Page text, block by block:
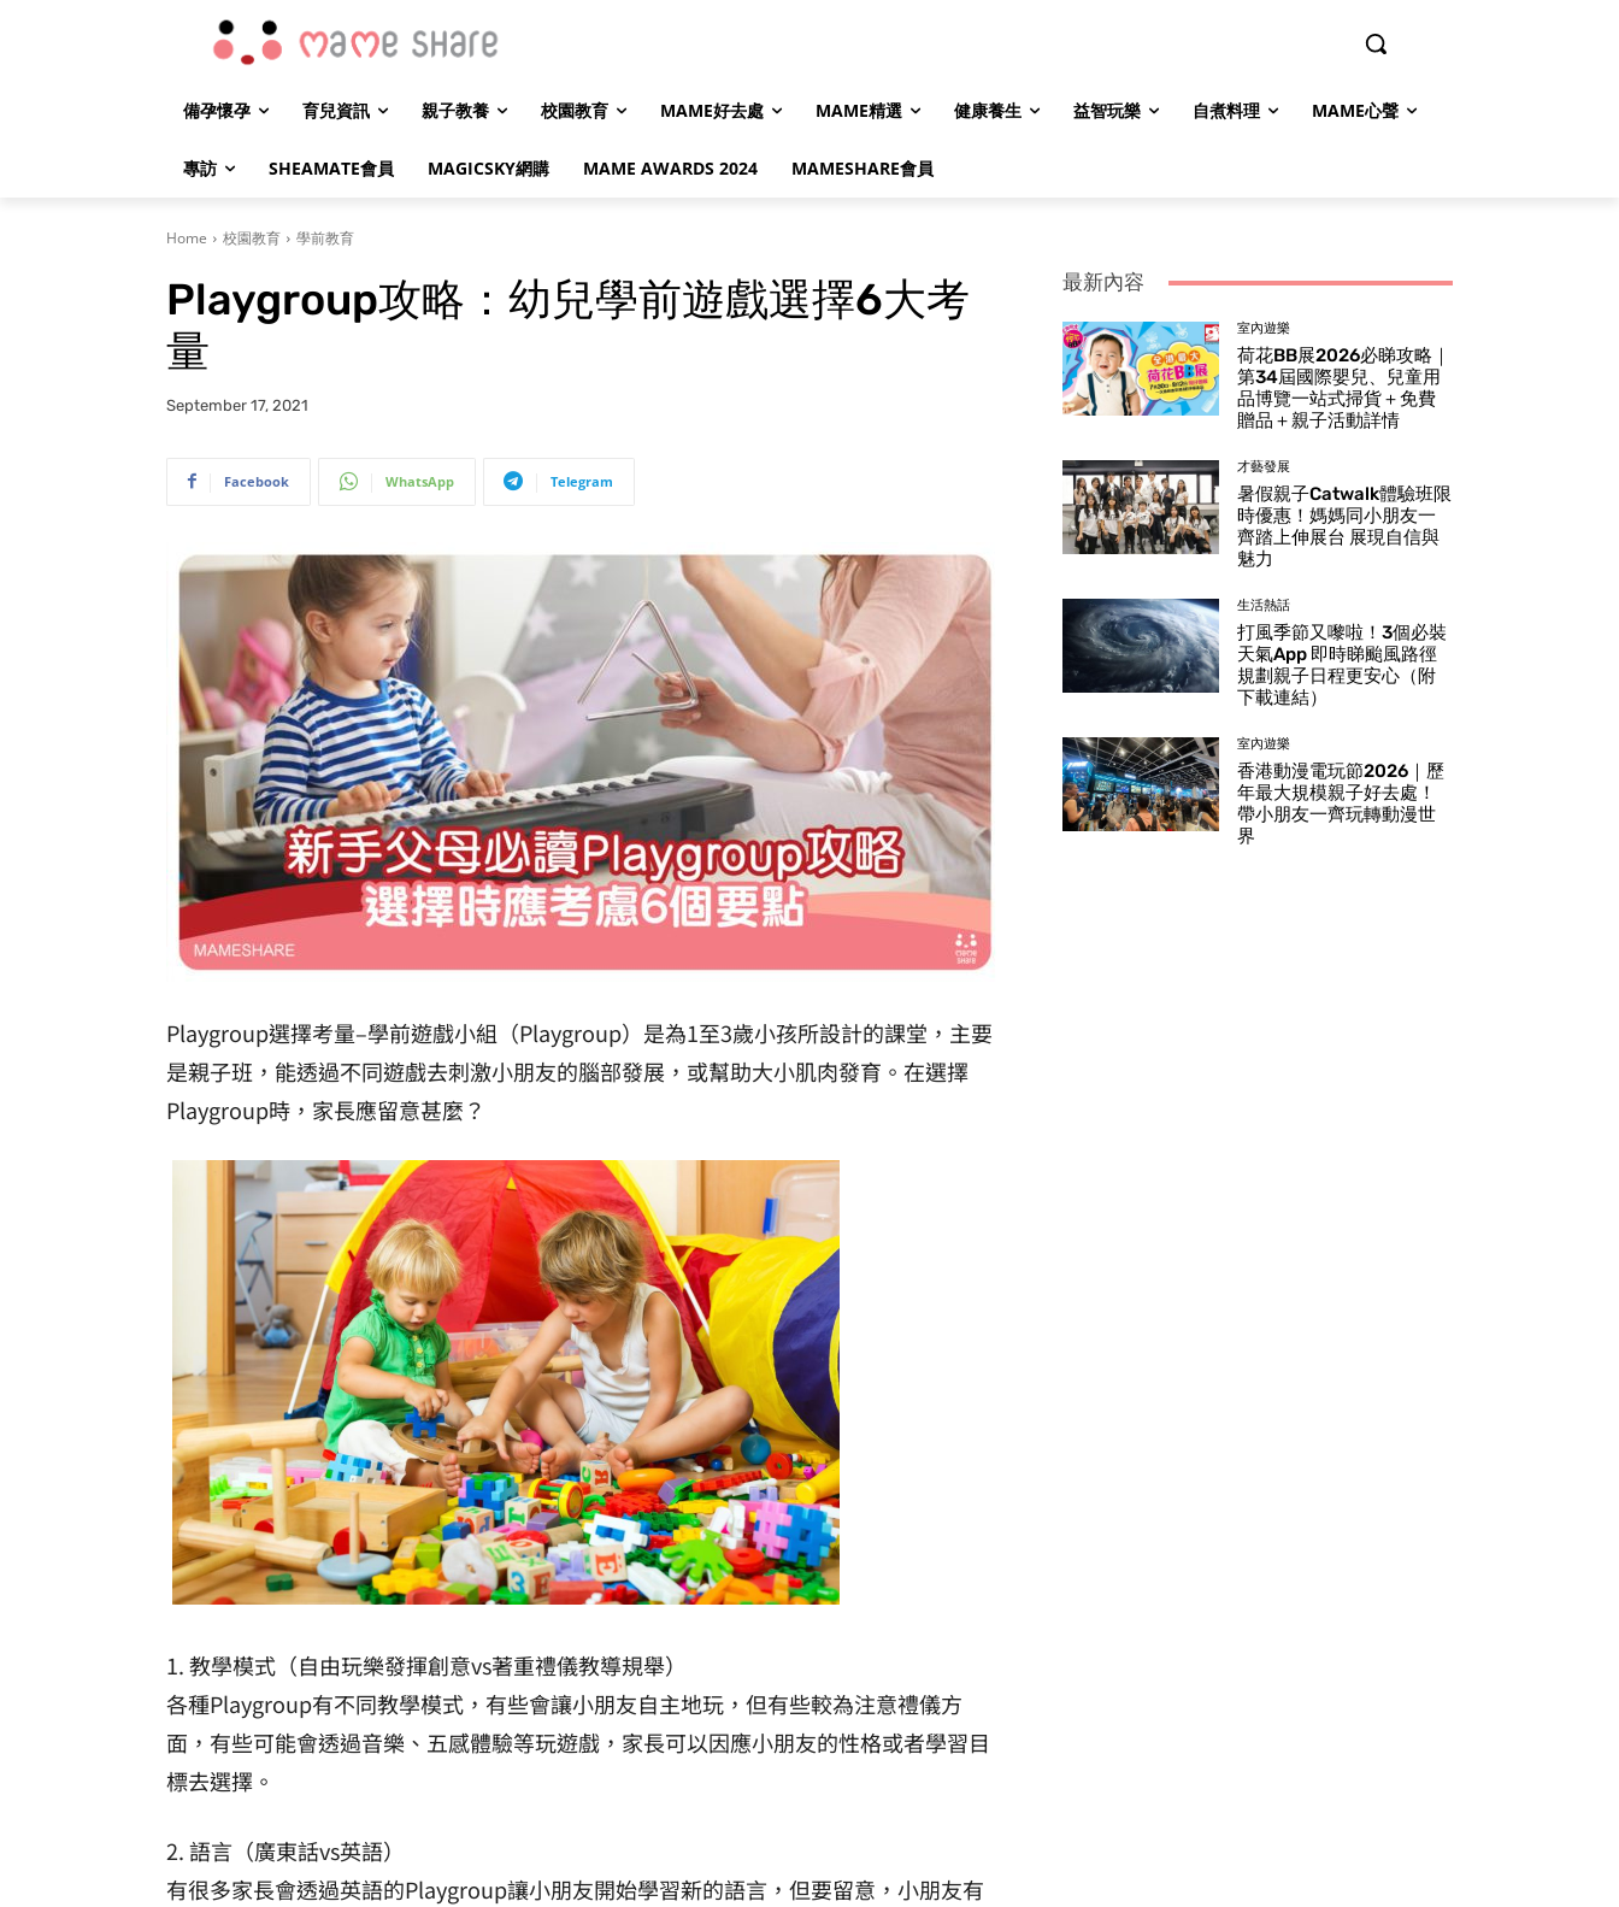
備孕懷孕 育兒資訊 親子教養 校園教育 MAME好去處 MAME精選 健康養生 益智玩樂 自煮料理 MAME心聲
專訪 SHEAMATE會員 MAGICSKY網購 MAME AWARDS 2024 MAMESHARE會員
Home 校園教育 學前教育
Playgroup攻略：幼兒學前遊戲選擇6大考
量
September 17, 2021
Facebook WhatsApp Telegram
Playgroup選擇考量–學前遊戲小組（Playgroup）是為1至3歲小孩所設計的課堂，主要
是親子班，能透過不同遊戲去刺激小朋友的腦部發展，或幫助大小肌肉發育。在選擇
Playgroup時，家長應留意甚麼？
1. 教學模式（自由玩樂發揮創意vs著重禮儀教導規舉）
各種Playgroup有不同教學模式，有些會讓小朋友自主地玩，但有些較為注意禮儀方
面，有些可能會透過音樂、五感體驗等玩遊戲，家長可以因應小朋友的性格或者學習目
標去選擇。
2. 語言（廣東話vs英語）
有很多家長會透過英語的Playgroup讓小朋友開始學習新的語言，但要留意，小朋友有
最新內容
室內遊樂
荷花BB展2026必睇攻略｜
第34屆國際嬰兒、兒童用
品博覽一站式掃貨＋免費
贈品＋親子活動詳情
才藝發展
暑假親子Catwalk體驗班限
時優惠！媽媽同小朋友一
齊踏上伸展台 展現自信與
魅力
生活熱話
打風季節又嚟啦！3個必裝
天氣App 即時睇颱風路徑
規劃親子日程更安心（附
下載連結）
室內遊樂
香港動漫電玩節2026｜歷
年最大規模親子好去處！
帶小朋友一齊玩轉動漫世
界